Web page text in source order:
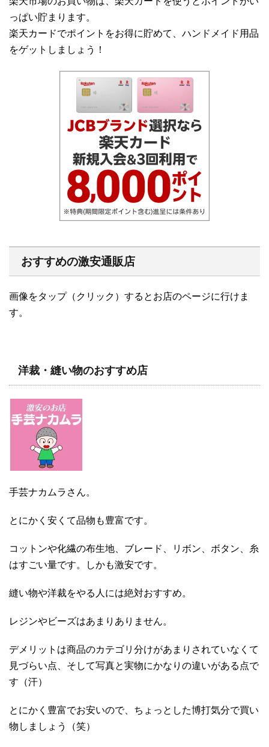
っぱい貯まります。
楽天カードでポイントをお得に貯めて、ハンドメイド用品
をゲットしましょう！
おすすめの激安通販店
画像をタップ（クリック）するとお店のページに行けま
す。
洋裁・縫い物のおすすめ店
手芸ナカムラさん。
とにかく安くて品物も豊富です。
コットンや化繊の布生地、ブレード、リボン、ボタン、糸
はすごい量です。しかも激安です。
縫い物や洋裁をやる人には絶対おすすめ。
レジンやビーズはあまりありません。
デメリットは商品のカテゴリ分けがあまりされていなくて
見づらい点、そして写真と実物にかなりの違いがある点で
す（汗）
とにかく豊富でお安いので、ちょっとした博打気分で買い
物しましょう（笑）